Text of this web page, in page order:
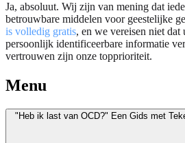
Ja, absoluut. Wij zijn van mening dat
betrouwbare middelen voor geestelijke
is volledig gratis, en we vereisen niet dat
persoonlijk identificeerbare informatie
vertrouwen zijn onze topprioriteit.
Menu
"Heb ik last van OCD?" Een Gids met